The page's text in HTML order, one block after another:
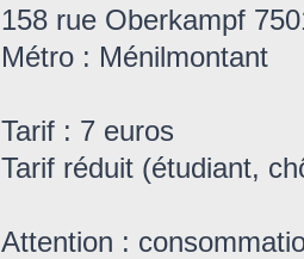
158 rue Oberkampf
Métro : Ménilmontant
Tarif : 7 euros
Tarif réduit (étudiant,
Attention :